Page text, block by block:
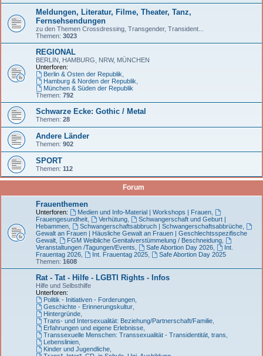
Meldungen, Literatur, Filme, Theater, Tanz,
Fernsehsendungen
zu den Themen Crossdressing, Transgender, Transident...
Themen: 3023
REGIONAL
BERLIN, HAMBURG, NRW, MÜNCHEN
Unterforen:
Berlin & Osten der Republik
Hamburg & Norden der Republik
München & Süden der Republik
Themen: 792
Schwarze Ecke: Gothic / Metal
Themen: 28
Andere Länder
Themen: 902
SPORT
Themen: 112
Forum
Frauenthemen
Unterforen: Medien und Info-Material | Workshops | Frauen,
Frauengesundheit
Verhütung,
Schwangerschaft und Geburt |
Hebammen
Schwangerschaftsabbruch | Schwangerschaftsabbrüche,
Gewalt an Frauen | Häusliche Gewalt an Frauen | Geschlechtsspezifische
Gewalt
FGM Weibliche Genitalverstümmelung / Beschneidung,
Veranstaltungen /Tagungen/Events
Safe Abortion Day 2026,
Int.
Frauentag 2026
Int. Frauentag 2025,
Safe Abortion Day 2025
Themen: 1608
Rat - Tat - Hilfe - LGBTI Rights - Infos
Hilfe und Selbsthilfe
Unterforen:
Politik - Initiativen - Forderungen,
Geschichte - Erinnerungskultur,
Hintergründe,
Trans- und Intersexualität: Beziehung/Partnerschaft/Familie,
Erfahrungen und eigene Erlebnisse,
Transsexuelle Menschen: Transsexualität - Transidentität, trans
Lebenslinien,
Kinder und Jugendliche,